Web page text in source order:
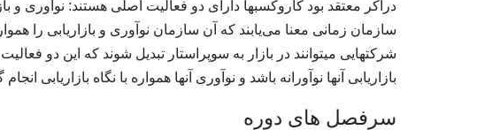
دراکر معتقد بود کاروکسبها دارای دو فعالیت اصلی هستند: نوآوری و
سازمان زمانی معنا می‌یابند که آن سازمان نوآوری و بازاریابی را
شرکتهایی میتوانند در بازار به سوپراستار تبدیل شوند که این دو
بازاریابی آنها نوآورانه باشد و نوآوری آنها همواره با نگاه بازاریابی انجام
سرفصل های دوره